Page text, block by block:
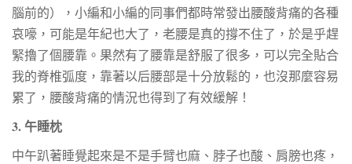
腦前的），小編和小編的同事們都時常發出腰酸背痛的各種
哀嚎，可能是年紀也大了，老腰是真的撐不住了，於是乎趕
緊擼了個腰靠。果然有了腰靠是舒服了很多，可以完全貼合
我的脊椎弧度，靠著以后腰部是十分放鬆的，也沒那麼容易
累了，腰酸背痛的情況也得到了有效緩解！
3. 午睡枕
中午趴著睡覺起來是不是手臂也麻、脖子也酸、肩膀也疼，